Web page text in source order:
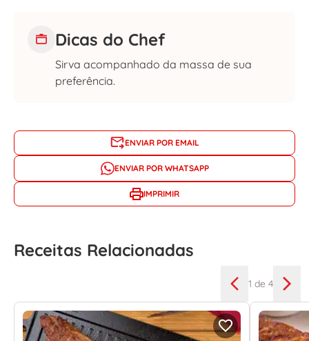
Dicas do Chef
Sirva acompanhado da massa de sua
preferência.
ENVIAR POR EMAIL
ENVIAR POR WHATSAPP
IMPRIMIR
Receitas Relacionadas
1 de 4